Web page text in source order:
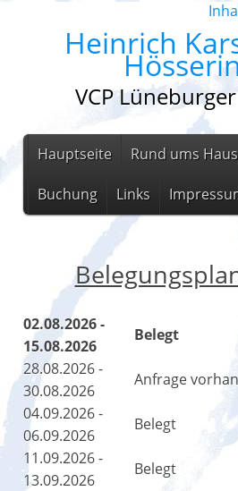
Heinrich
VCP
Hauptseite Rund ums Haus
Buchung Links
02.08.2026 -
15.08.2026
Belegt
28.08.2026 -
30.08.2026
Anfrage
04.09.2026 -
06.09.2026
Belegt
11.09.2026 -
13.09.2026
Belegt